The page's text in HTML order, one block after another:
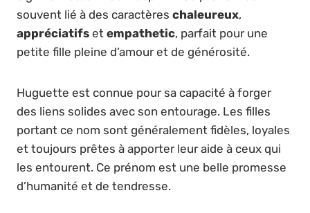
souvent lié à des caractères chaleureux,
appréciatifs et empathetic, parfait pour une
petite fille pleine d’amour et de générosité.
Huguette est connue pour sa capacité à forger
des liens solides avec son entourage. Les filles
portant ce nom sont généralement fidèles, loyales
et toujours prêtes à apporter leur aide à ceux qui
les entourent. Ce prénom est une belle promesse
d’humanité et de tendresse.